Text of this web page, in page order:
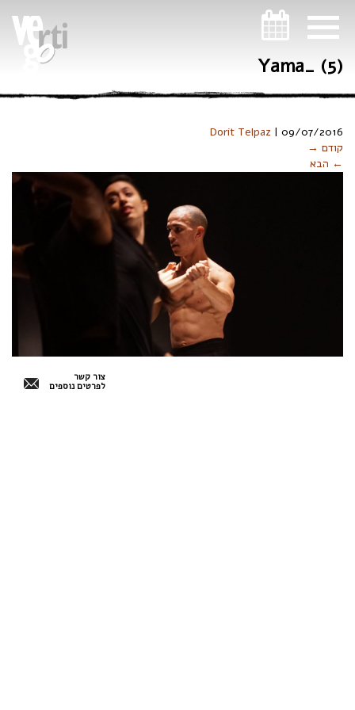
Yama_ (5)
Dorit Telpaz | 09/07/2016
קודם →
← הבא
צור קשר
לפרטים נוספים